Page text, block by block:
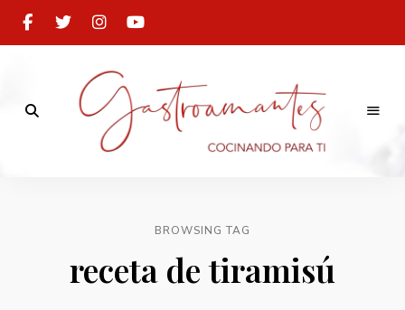
BROWSING TAG
receta de tiramisú